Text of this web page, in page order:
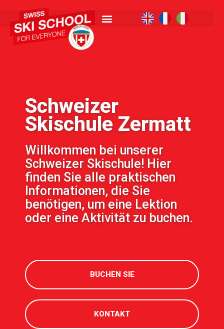
Schweizer
Skischule Zermatt
Willkommen bei unserer
Schweizer Skischule! Hier
finden Sie alle praktischen
Informationen, die Sie
benötigen, um eine Lektion
oder eine Aktivität zu buchen.
BUCHEN SIE
KONTAKT